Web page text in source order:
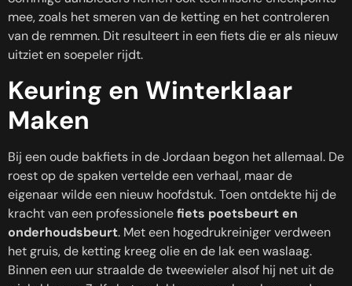
mee, zoals het smeren van de ketting en het controleren
van de remmen. Dit resulteert in een fiets die er als nieuw
uitziet en soepeler rijdt.
Keuring en Winterklaar
Maken
Bij een oude bakfiets in de Jordaan begon het allemaal. De
roest op de spaken vertelde een verhaal, maar de
eigenaar wilde een nieuw hoofdstuk. Toen ontdekte hij de
kracht van een professionelefiets poetsbeurt en
onderhoudsbeurt. Met een hogedrukreiniger verdween
het gruis, de ketting kreeg olie en de lak een waslaag.
Binnen een uur straalde de tweewieler alsof hij net uit de